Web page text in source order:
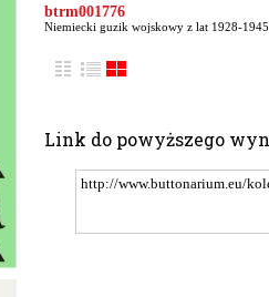
btrm001776
Niemiecki guzik wojskowy z lat 1928-
Link do powyższego